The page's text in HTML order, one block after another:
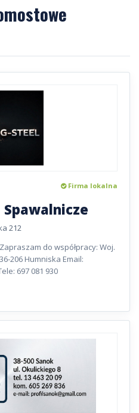
Firma lokalna
Spawalnicze
212
do współpracy: Woj.
206 Humniska Email:
697 081 930